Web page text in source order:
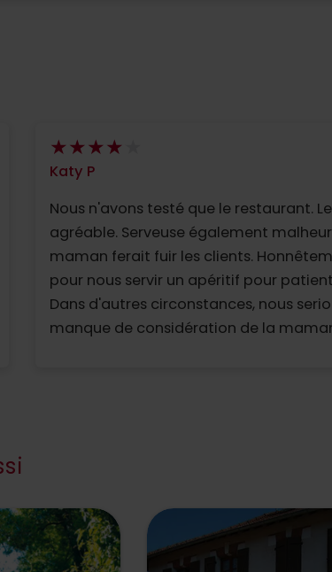
Katy P
Nous n'avons testé que le restaurant. Le patron très
agréable. Serveuse également malheureusement la
maman ferait fuir les clients. Honnêtement 55 min
pour nous servir un apéritif pour patienter. C'est long.
Dans d'autres circonstances, nous serions partis par le
manque de considération de la maman qui prend